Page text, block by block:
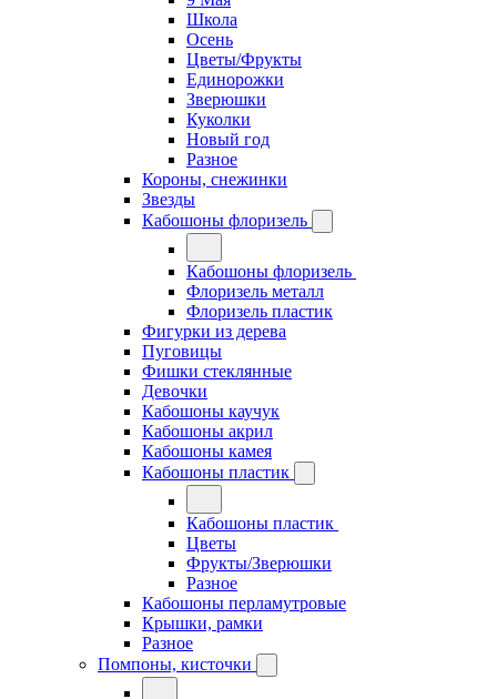
Школа
Осень
Цветы/Фрукты
Единорожки
Зверюшки
Куколки
Новый год
Разное
Короны, снежинки
Звезды
Кабошоны флоризель
Кабошоны флоризель
Флоризель металл
Флоризель пластик
Фигурки из дерева
Пуговицы
Фишки стеклянные
Девочки
Кабошоны каучук
Кабошоны акрил
Кабошоны камея
Кабошоны пластик
Кабошоны пластик
Цветы
Фрукты/Зверюшки
Разное
Кабошоны перламутровые
Крышки, рамки
Разное
Помпоны, кисточки